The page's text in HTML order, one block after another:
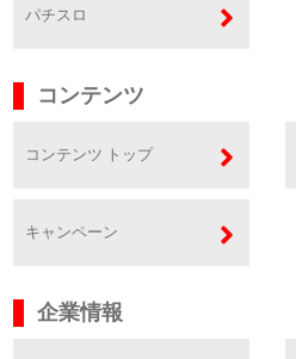
パチスロ
コンテンツ
コンテンツ トップ
キャンペーン
企業情報